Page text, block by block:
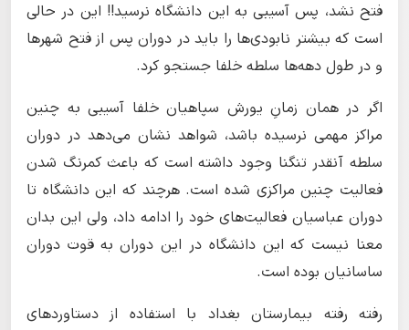
فتح نشد، پس آسیبی به این دانشگاه نرسید!! این در حالی
است که بیشتر نابودی‌ها را باید در دوران پس از فتح شهرها
و در طول دهه‌ها سلطه خلفا جستجو کرد.
اگر در همان زمانِ یورش سپاهیان خلفا آسیبی به چنین
مراکز مهمی نرسیده باشد، شواهد نشان می‌دهد در دوران
سلطه آنقدر تنگنا وجود داشته است که باعث کمرنگ شدن
فعالیت چنین مراکزی شده است. هرچند که این دانشگاه تا
دوران عباسیان فعالیت‌های خود را ادامه داد، ولی این بدان
معنا نیست که این دانشگاه در این دوران به قوت دوران
ساسانیان بوده است.
رفته رفته بیمارستان بغداد با استفاده از دستاوردهای